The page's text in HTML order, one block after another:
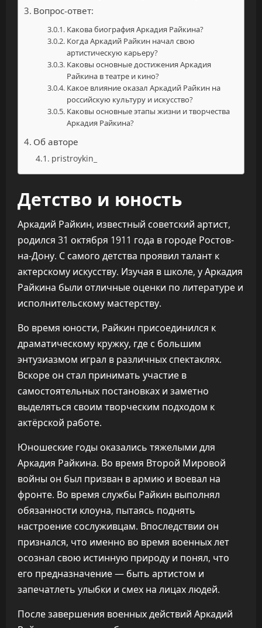
Вопрос-ответ:
Какова биография Аркадия Райкина?
Когда Аркадий Райкин начал свою
артистическую карьеру?
Каковы основные достижения Аркадия
Райкина в театре и кино?
Какое влияние оказал Аркадий Райкин на
российскую культуру и искусство?
Каковы основные этапы жизни и творчества
Аркадия Райкина?
Об авторе
pristroykin_
Детство и юность
Аркадий Райкин, известный советский артист,
родился 31 октября 1911 года в городе Ростов-
на-Дону. С самого детства проявил талант к
актерскому искусству. Изучая в школе, у Аркадия
Райкина были отличные оценки по литературе и
исполнительскому мастерству.
Во время юности, Райкин присоединился к
драматическому кружку, где с большим
энтузиазмом играл в различных спектаклях.
Вскоре он стал принимать участие в
самостоятельных постановках и заметно
выделяться своим творческим подходом к
актёрской работе.
Юношеские годы оказались тяжелыми для
Аркадия Райкина. Во время Второй Мировой
войны он был призван в армию и воевал на
фронте. Во время службы Райкин выполнял
обязанности клоуна, пытаясь поднять
настроение сослуживцам. Впоследствии он
признался, что именно во время военных лет
осознал свою истинную природу и понял, что
его предназначение — быть артистом и
запечатлеть улыбки и смех на лицах людей.
После завершения военных действий Аркадий